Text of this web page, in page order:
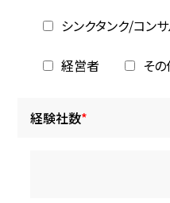
シンクタンク/コン
経営者 そ
経験社数*